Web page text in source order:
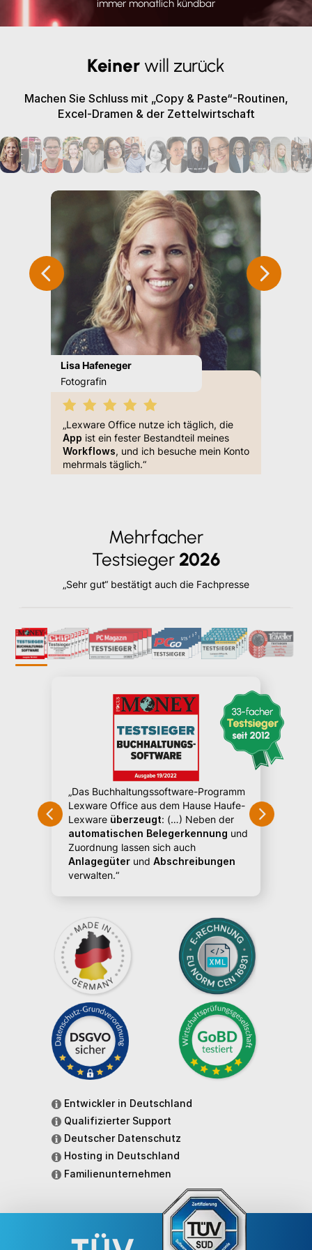
immer monatlich kündbar
Keiner will zurück
Machen Sie Schluss mit „Copy & Paste“-Routinen,
Excel-Dramen & der Zettelwirtschaft
Lisa Hafeneger
Fotografin
„Lexware Office nutze ich täglich, die
App ist ein fester Bestandteil meines
Workflows, und ich besuche mein Konto
mehrmals täglich.“
Mehrfacher
Testsieger 2026
„Sehr gut“ bestätigt auch die Fachpresse
„Das Buchhaltungssoftware-Programm
Lexware Office aus dem Hause Haufe-
Lexware überzeugt: (…) Neben der
automatischen Belegerkennung und
Zuordnung lassen sich auch
Anlagegüter und Abschreibungen
verwalten.“
Entwickler in Deutschland
Qualifizierter Support
Deutscher Datenschutz
Hosting in Deutschland
Familienunternehmen